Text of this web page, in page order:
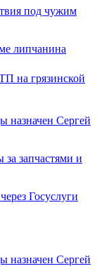
под чужим
липчанина
на грязинской
назначен Сергей
запчастями и
Госуслуги
назначен Сергей